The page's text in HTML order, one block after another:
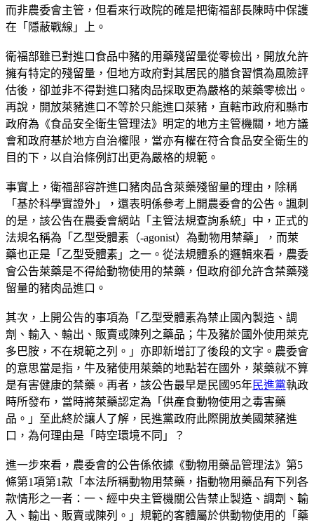
而非農委會主管，但看來行政院的確是把衛福部長陳時中保護
在「隱蔽戰線」上。
衛福部雖已對進口食品中豬的用藥殘留量從零檢出，開放允許
擁有特定的殘留量，但地方政府對其居民的膳食習慣為風險評
估後，卻並非不得對進口豬肉品採取更為嚴格的萊藥零檢出。
再說，開放萊豬進口不等於只能進口萊豬，直轄市政府和縣市
政府為《食品安全衛生管理法》明定的地方主管機關，地方議
會和政府基於地方自治權限，當亦有權在符合食品安全衛生的
目的下，以自治條例訂出更為嚴格的規範。
事實上，衛福部容許進口豬肉品含萊藥殘留量的理由，除稱
「基於科學實證外」，還表明係參考上開農委會的公告。諷刺
的是，該公告在農委會網站「主管法規查詢系統」中，正式的
法規名稱為「乙型受體素（-agonist）為動物用禁藥」，而萊
藥也正是「乙型受體素」之一。從法規體系的邏輯來看，農委
會公告萊藥是不得給動物使用的禁藥，但政府卻允許含禁藥殘
留量的豬肉品進口。
其次，上開公告的事項為「乙型受體素為禁止國內製造、調
劑、輸入、輸出、販賣或陳列之藥品；牛及豬於國外使用萊克
多巴胺，不在規範之列。」亦即新增訂了後段的文字。農委會
的意思當是指，牛及豬使用萊藥的地點若在國外，萊藥就不算
是有害健康的禁藥。再者，該公告最早是民國95年民進黨執政
時所發布，當時將萊藥認定為「供產食動物使用之毒害藥
品。」至此終於讓人了解，民進黨政府此際開放美國萊豬進
口，為何理由是「時空環境不同」？
進一步來看，農委會的公告係依據《動物用藥品管理法》第5
條第1項第1款「本法所稱動物用禁藥，指動物用藥品有下列各
款情形之一者：一、經中央主管機關公告禁止製造、調劑、輸
入、輸出、販賣或陳列。」規範的客體屬於供動物使用的「藥